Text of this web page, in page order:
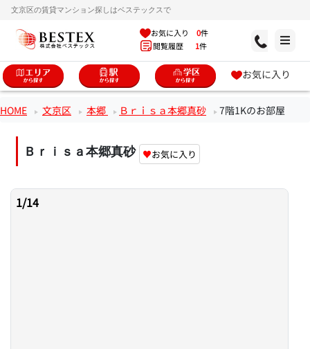
文京区の賃貸マンション探しはベステックスで
お気に入り 0件
閲覧履歴 1件
お気に入り
HOME 文京区 本郷 Ｂｒｉｓａ本郷真砂 7階1Kのお部屋
Ｂｒｉｓａ本郷真砂 ♥お気に入り
1/14